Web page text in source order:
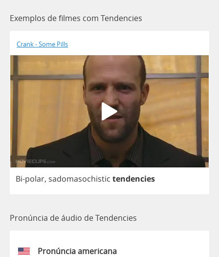
Exemplos de filmes com Tendencies
Crank - Some Pills
Bi-polar, sadomasochistic tendencies
Pronúncia de áudio de Tendencies
Pronúncia americana